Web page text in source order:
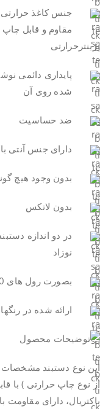
مقاوم و قابل
پرینترحرارتی
پایداری دائمی
شده روی آن
ضد حساسیت
دارای جنس آنتی
بدون وجود هیچ
بدون لاتکس
در دو اندازه
نوزاد
بصورت رول های 100 و 200 عددی
ارائه شده در
این نوع دستبند
از نوع چاپ حرارتی ) با
باکتریال، دارای مقاومت